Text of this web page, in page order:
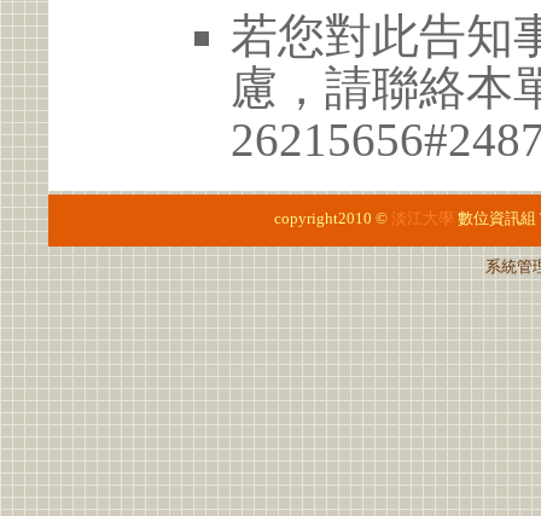
若您對此告知
慮，請聯絡本
copyright2010 © 淡江大學 數位資訊組
系統管